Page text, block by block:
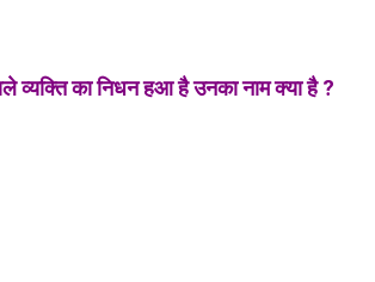
व्यक्ति का निधन हआ है उनका नाम क्या है ?